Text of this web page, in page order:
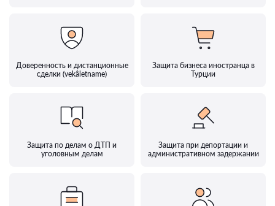
Доверенность и дистанционные
сделки (vekâletname)
Защита бизнеса иностранца в
Турции
Защита по делам о ДТП и
уголовным делам
Защита при депортации и
административном задержании